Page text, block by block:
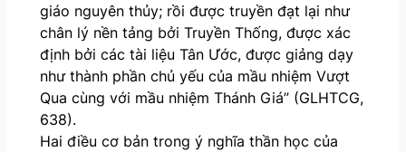
giáo nguyên thủy; rồi được truyền đạt lại như
chân lý nền tảng bởi Truyền Thống, được xác
định bởi các tài liệu Tân Ước, được giảng dạy
như thành phần chủ yếu của mầu nhiệm Vượt
Qua cùng với mầu nhiệm Thánh Giá” (GLHTCG,
638).
Hai điều cơ bản trong ý nghĩa thần học của